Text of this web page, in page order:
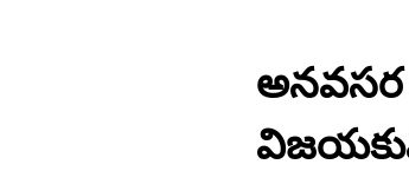
అనవసర